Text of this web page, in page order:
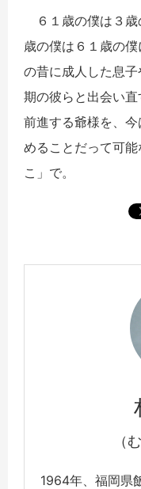
６１歳の僕は３歳
歳の僕は６１歳の
の昔に成人した息
期の彼らと出会い
前進する爺様を、
めることだって可
こ」で。
（
1964年、福岡県